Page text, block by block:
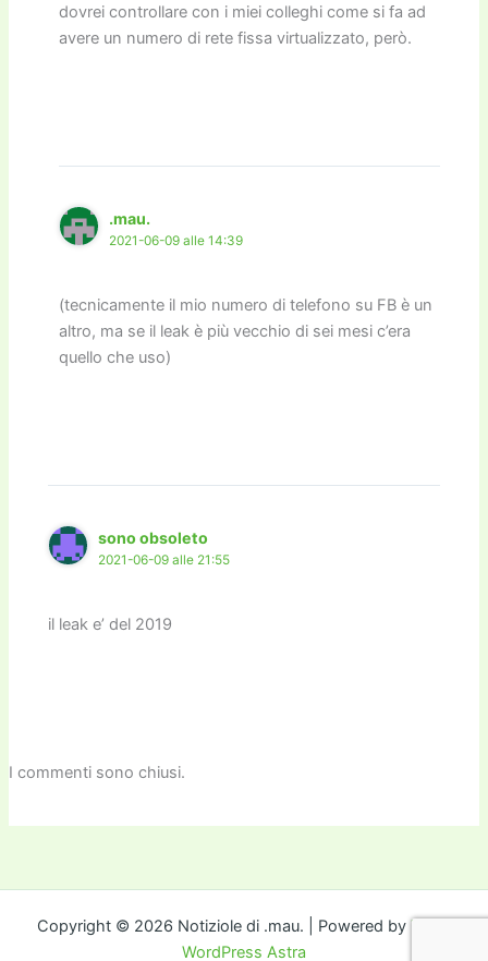
dovrei controllare con i miei colleghi come si fa ad
avere un numero di rete fissa virtualizzato, però.
.mau.
2021-06-09 alle 14:39
(tecnicamente il mio numero di telefono su FB è un
altro, ma se il leak è più vecchio di sei mesi c’era
quello che uso)
sono obsoleto
2021-06-09 alle 21:55
il leak e’ del 2019
I commenti sono chiusi.
Copyright © 2026 Notiziole di .mau. | Powered by Tema
WordPress Astra